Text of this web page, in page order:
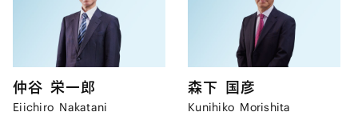
仲谷 栄一郎
Eiichiro Nakatani
森下 国彦
Kunihiko Morishita